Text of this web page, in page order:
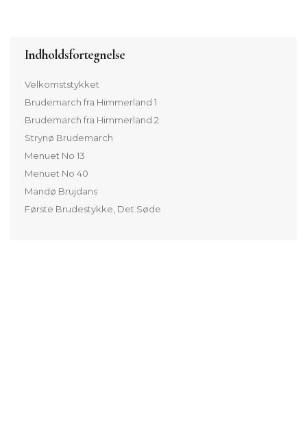
Indholdsfortegnelse
Velkomststykket
Brudemarch fra Himmerland 1
Brudemarch fra Himmerland 2
Strynø Brudemarch
Menuet No 13
Menuet No 40
Mandø Brujdans
Første Brudestykke, Det Søde